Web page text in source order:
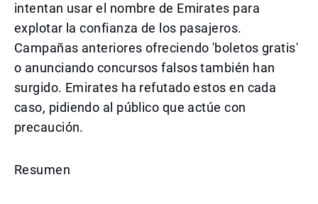
intentan usar el nombre de Emirates para
explotar la confianza de los pasajeros.
Campañas anteriores ofreciendo 'boletos gratis'
o anunciando concursos falsos también han
surgido. Emirates ha refutado estos en cada
caso, pidiendo al público que actúe con
precaución.
Resumen